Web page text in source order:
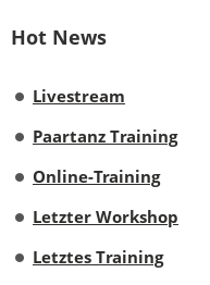
Hot News
Livestream
Paartanz Training
Online-Training
Letzter Workshop
Letztes Training